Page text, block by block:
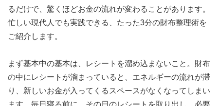
るだけで、驚くほどお金の流れが変わることがあります。
忙しい現代人でも実践できる、たった3分の財布整理術を
ご紹介します。
まず基本中の基本は、レシートを溜め込まないこと。財布
の中にレシートが溜まっていると、エネルギーの流れが滞
り、新しいお金が入ってくるスペースがなくなってしまい